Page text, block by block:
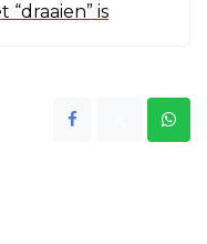
“draaien” is